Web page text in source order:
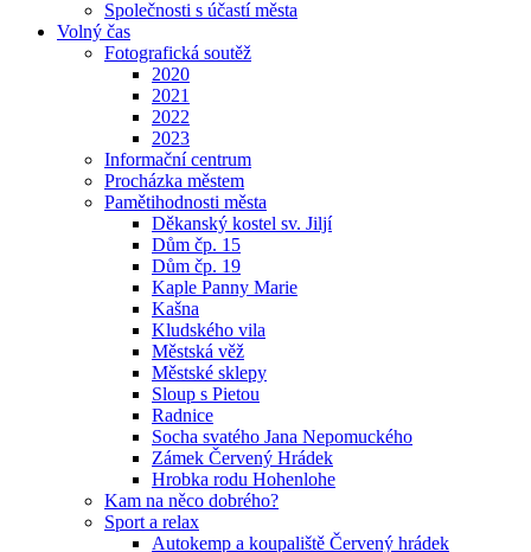
Společnosti s účastí města
Volný čas
Fotografická soutěž
2020
2021
2022
2023
Informační centrum
Procházka městem
Pamětihodnosti města
Děkanský kostel sv. Jiljí
Dům čp. 15
Dům čp. 19
Kaple Panny Marie
Kašna
Kludského vila
Městská věž
Městské sklepy
Sloup s Pietou
Radnice
Socha svatého Jana Nepomuckého
Zámek Červený Hrádek
Hrobka rodu Hohenlohe
Kam na něco dobrého?
Sport a relax
Autokemp a koupaliště Červený hrádek